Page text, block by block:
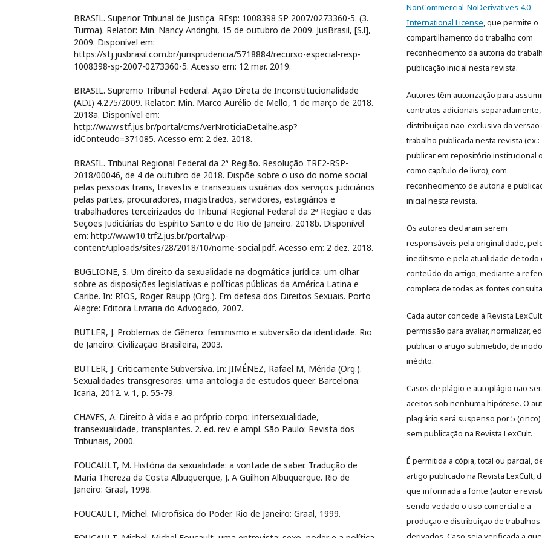
BRASIL. Superior Tribunal de Justiça. REsp: 1008398 SP 2007/0273360-5. (3.
Turma). Relator: Min. Nancy Andrighi, 15 de outubro de 2009. JusBrasil, [S.l],
2009. Disponível em:
https://stj.jusbrasil.com.br/jurisprudencia/5718884/recurso-especial-resp-
1008398-sp-2007-0273360-5. Acesso em: 12 mar. 2019.
BRASIL. Supremo Tribunal Federal. Ação Direta de Inconstitucionalidade
(ADI) 4.275/2009. Relator: Min. Marco Aurélio de Mello, 1 de março de 2018.
2018a. Disponível em:
http://www.stf.jus.br/portal/cms/verNroticiaDetalhe.asp?
idConteudo=371085. Acesso em: 2 dez. 2018.
BRASIL. Tribunal Regional Federal da 2ª Região. Resolução TRF2-RSP-
2018/00046, de 4 de outubro de 2018. Dispõe sobre o uso do nome social
pelas pessoas trans, travestis e transexuais usuárias dos serviços judiciários
pelas partes, procuradores, magistrados, servidores, estagiários e
trabalhadores terceirizados do Tribunal Regional Federal da 2ª Região e das
Seções Judiciárias do Espírito Santo e do Rio de Janeiro. 2018b. Disponível
em: http://www10.trf2.jus.br/portal/wp-
content/uploads/sites/28/2018/10/nome-social.pdf. Acesso em: 2 dez. 2018.
BUGLIONE, S. Um direito da sexualidade na dogmática jurídica: um olhar
sobre as disposições legislativas e políticas públicas da América Latina e
Caribe. In: RIOS, Roger Raupp (Org.). Em defesa dos Direitos Sexuais. Porto
Alegre: Editora Livraria do Advogado, 2007.
BUTLER, J. Problemas de Gênero: feminismo e subversão da identidade. Rio
de Janeiro: Civilização Brasileira, 2003.
BUTLER, J. Criticamente Subversiva. In: JIMÉNEZ, Rafael M, Mérida (Org.).
Sexualidades transgresoras: uma antologia de estudos queer. Barcelona:
Icaria, 2012. v. 1, p. 55-79.
CHAVES, A. Direito à vida e ao próprio corpo: intersexualidade,
transexualidade, transplantes. 2. ed. rev. e ampl. São Paulo: Revista dos
Tribunais, 2000.
FOUCAULT, M. História da sexualidade: a vontade de saber. Tradução de
Maria Thereza da Costa Albuquerque, J. A Guilhon Albuquerque. Rio de
Janeiro: Graal, 1998.
FOUCAULT, Michel. Microfísica do Poder. Rio de Janeiro: Graal, 1999.
NonCommercial-NoDerivatives 4.0
International License​, que permite o
compartilhamento do trabalho com
reconhecimento da autoria do
publicação inicial nesta revista.
Autores têm autorização para
contratos adicionais separadamente,
distribuição não-exclusiva da versão
trabalho publicada nesta revista (ex.:
publicar em repositório institucional
como capítulo de livro), com
reconhecimento de autoria e
inicial nesta revista.
Os autores declaram serem
responsáveis pela originalidade,
ineditismo e pela atualidade de todo
conteúdo do artigo, mediante a
completa de todas as fontes
Cada autor concede à Revista LexCult
permissão para avaliar, normalizar,
publicar o artigo submetido, de modo
inédito.
Casos de plágio e autoplágio não
aceitos sob nenhuma hipótese. O
plagiário será suspenso por 5
sem publicação na Revista LexCult.
É permitida a cópia, total ou parcial,
artigo publicado na Revista LexCult,
que informada a fonte (autor e
sendo vedado o uso comercial e a
produção e distribuição de trabalhos